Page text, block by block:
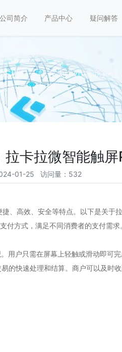
公司简介 产品中心 疑问解答
机是一款专为中小微商户
集成：拉卡拉...
卡拉微智能触
01-25 访问量：532
高效、安全等特点。以下是关于拉
方式，满足不同消费者的支付需
户只需在屏幕上轻触或滑动即可完
快速处理和结算。商户可以及时收